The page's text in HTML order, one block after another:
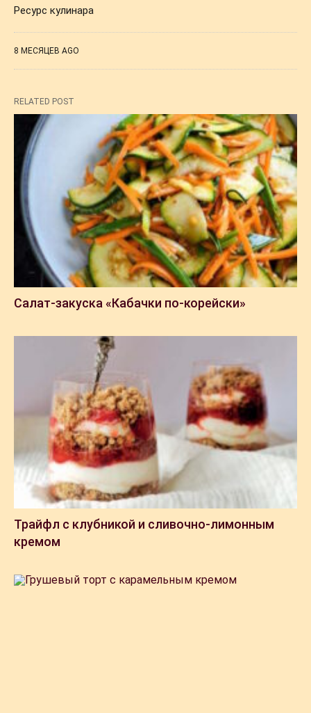
Ресурс кулинара
8 МЕСЯЦЕВ AGO
RELATED POST
Салат-закуска «Кабачки по-корейски»
Трайфл с клубникой и сливочно-лимонным
кремом